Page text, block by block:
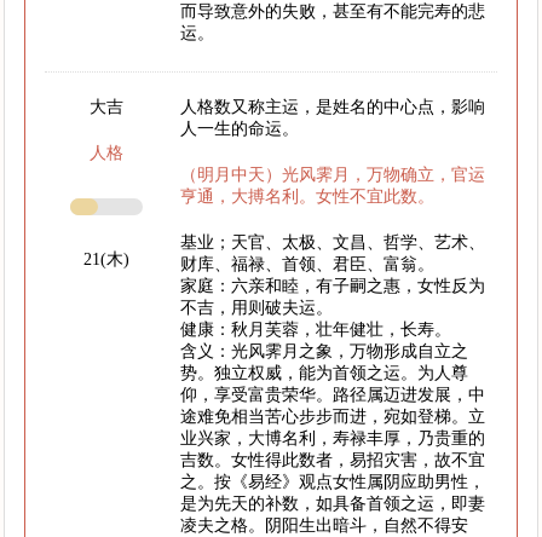
而导致意外的失败，甚至有不能完寿的悲
运。
大吉
人格
21(木)
人格数又称主运，是姓名的中心点，影响
人一生的命运。
（明月中天）光风霁月，万物确立，官运
亨通，大搏名利。女性不宜此数。
基业；天官、太极、文昌、哲学、艺术、
财库、福禄、首领、君臣、富翁。
家庭：六亲和睦，有子嗣之惠，女性反为
不吉，用则破夫运。
健康：秋月芙蓉，壮年健壮，长寿。
含义：光风霁月之象，万物形成自立之
势。独立权威，能为首领之运。为人尊
仰，享受富贵荣华。路径属迈进发展，中
途难免相当苦心步步而进，宛如登梯。立
业兴家，大博名利，寿禄丰厚，乃贵重的
吉数。女性得此数者，易招灾害，故不宜
之。按《易经》观点女性属阴应助男性，
是为先天的补数，如具备首领之运，即妻
凌夫之格。阴阳生出暗斗，自然不得安